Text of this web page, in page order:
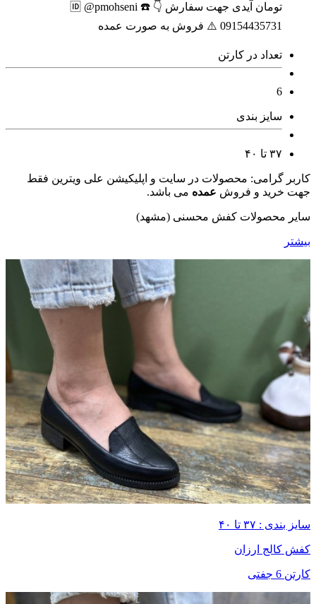
تومان آیدی جهت سفارش 👇 🆔️ @pmohseni ☎️
09154435731 ⚠️ فروش به صورت عمده
تعداد در کارتن
6
سایز بندی
۳۷ تا ۴۰
کاربر گرامی: محصولات در سایت و اپلیکیشن علی ویترین فقط
جهت خرید و فروش عمده می باشد.
سایر محصولات کفش محسنی (مشهد)
بیشتر
سایز بندی : ۳۷ تا ۴۰
کفش کالج ارزان
کارتن 6 جفتی